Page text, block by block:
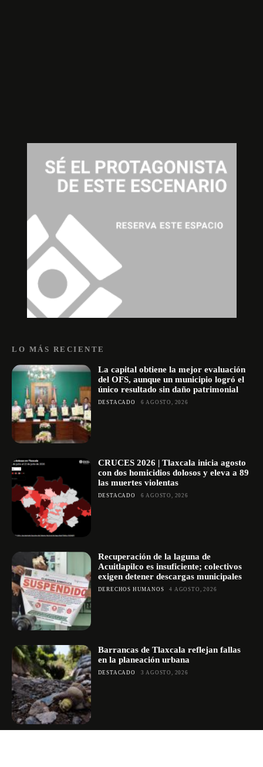
LO MÁS RECIENTE
La capital obtiene la mejor evaluación
del OFS, aunque un municipio logró el
único resultado sin daño patrimonial
DESTACADO 6 AGOSTO, 2026
CRUCES 2026 | Tlaxcala inicia agosto
con dos homicidios dolosos y eleva a 89
las muertes violentas
DESTACADO 6 AGOSTO, 2026
Recuperación de la laguna de
Acuitlapilco es insuficiente; colectivos
exigen detener descargas municipales
DERECHOS HUMANOS 4 AGOSTO, 2026
Barrancas de Tlaxcala reflejan fallas
en la planeación urbana
DESTACADO 3 AGOSTO, 2026